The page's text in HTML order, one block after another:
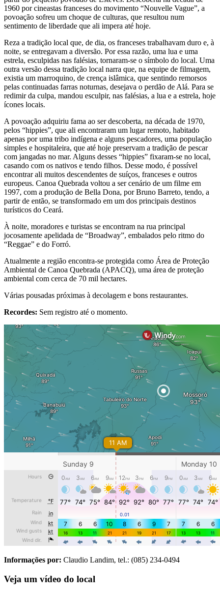
1960 por cineastas franceses do movimento “Nouvelle Vague”, a
povoação sofreu um choque de culturas, que resultou num
sentimento de liberdade que ali impera até hoje.
Reza a tradição local que, de dia, os franceses trabalhavam duro e, à
noite, se entregavam a diversão. Por essa razão, uma lua e uma
estrela, esculpidas nas falésias, tornaram-se o símbolo do local. Uma
outra versão dessa tradição local narra que, na equipe de filmagem,
existia um marroquino, de crença islâmica, que sentindo remorsos
pelas continuadas farras noturnas, desejava o perdão de Alá. Para se
redimir da culpa, mandou esculpir, nas falésias, a lua e a estrela, hoje
ícones locais.
A povoação adquiriu fama ao ser descoberta, na década de 1970,
pelos “hippies”, que ali encontraram um lugar remoto, habitado
apenas por uma tribo indígena e alguns pescadores, uma população
simples e hospitaleira, que até hoje preservam a tradição de pescar
com jangadas no mar. Alguns desses “hippies” fixaram-se no local,
casando com os nativos e tendo filhos. Desse modo, é possível
encontrar ali muitos descendentes de suíços, franceses e outros
europeus. Canoa Quebrada voltou a ser cenário de um filme em
1997, com a produção de Bella Dona, por Bruno Barreto, tendo, a
partir de então, se transformado em um dos principais destinos
turísticos do Ceará.
À noite, moradores e turistas se encontram na rua principal
jocosamente apelidada de “Broadway”, embalados pelo ritmo do
“Reggae” e do Forró.
Atualmente a região encontra-se protegida como Área de Proteção
Ambiental de Canoa Quebrada (APACQ), uma área de proteção
ambiental com cerca de 70 mil hectares.
Várias pousadas próximas à decolagem e bons restaurantes.
Recordes: Sem registro até o momento.
Informações por: Claudio Landim, tel.: (085) 234-0494
Veja um vídeo do local